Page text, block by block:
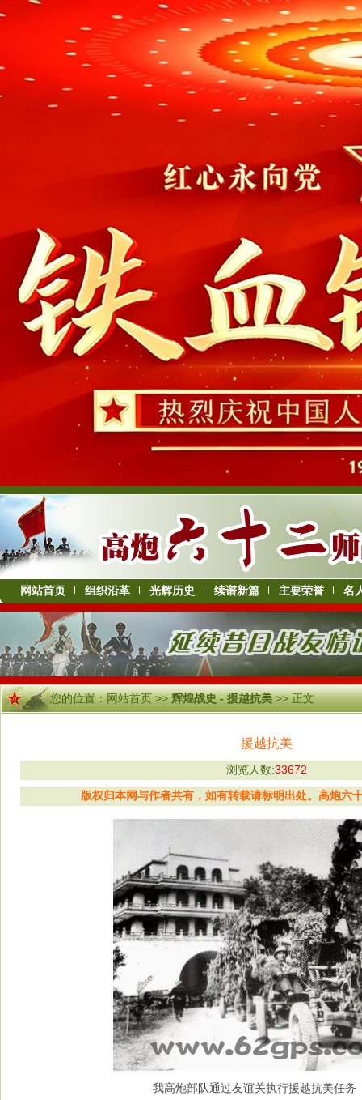
网站首页 组织沿革 光辉历史 续谱新篇 主要荣誉 名
您的位置：网站首页>>辉煌战史 - 援越抗美>> 正文
援越抗美
浏览人数:33672
版权归本网与作者共有，如有转载请标明出处。高炮
我高炮部队通过友谊关执行援越抗美任务